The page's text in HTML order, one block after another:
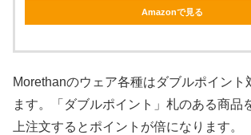
Amazonで見る
Morethanのウェア各種はダブルポイント
ます。「ダブルポイント」札のある商品
上注文するとポイントが倍になります。